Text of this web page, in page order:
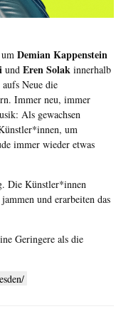
um Demian Kappenstein
und Eren Solak innerhalb
Neue die
Immer neu, immer
Als gewachsen
um
immer wieder etwas
Die Künstler*innen
und erarbeiten das
Geringere als die